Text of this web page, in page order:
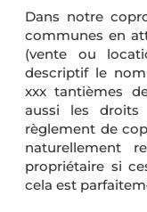
Dans notre
communes en
(vente ou
descriptif le
xxx tantièmes
aussi les
règlement de
naturellement
propriétaire si
cela est